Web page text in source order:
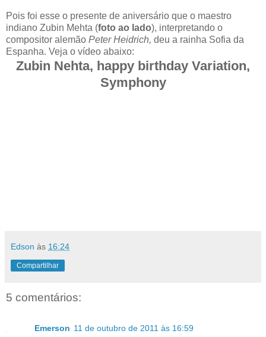
Pois foi esse o presente de aniversário que o maestro
indiano Zubin Mehta (foto ao lado), interpretando o
compositor alemão Peter Heidrich, deu a rainha Sofia da
Espanha. Veja o vídeo abaixo:
Zubin Nehta, happy birthday Variation,
Symphony
Edson às 16:24
Compartilhar
5 comentários:
Emerson 11 de outubro de 2011 às 16:59